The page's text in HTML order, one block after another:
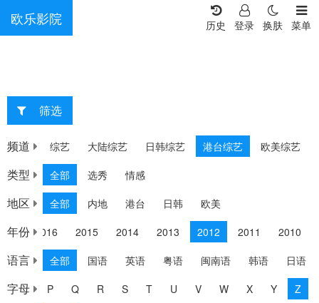
欧乐影院 菜单
换肤
登录
历史
筛选
频道 综艺 大陆综艺 日韩综艺 港台综艺 欧美综艺
类型 全部 选秀 情感
地区 全部 内地 港台 日韩 欧美
年份 2016 2015 2014 2013 2012 2011 2010
语言 全部 国语 英语 粤语 闽南语 韩语 日语
字母
O P Q R S T U V W X Y Z